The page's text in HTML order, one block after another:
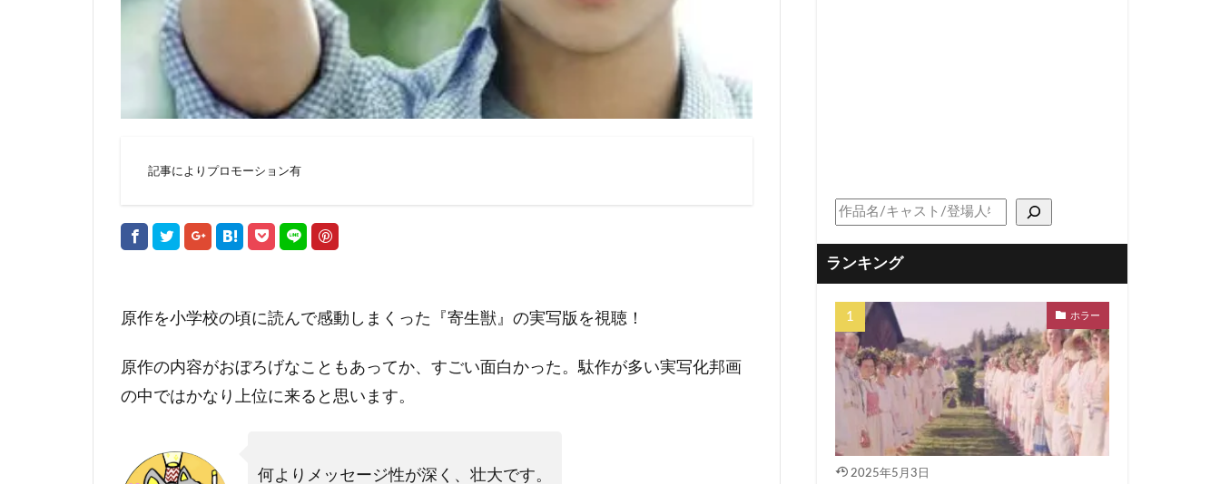
記事によりプロモーション有
原作を小学校の頃に読んで感動しまくった『寄生獣』の実写版を視聴！
原作の内容がおぼろげなこともあってか、すごい面白かった。駄作が多い実写化邦画
の中ではかなり上位に来ると思います。
何よりメッセージ性が深く、壮大です。
ランキング
ホラー
2025年5月3日